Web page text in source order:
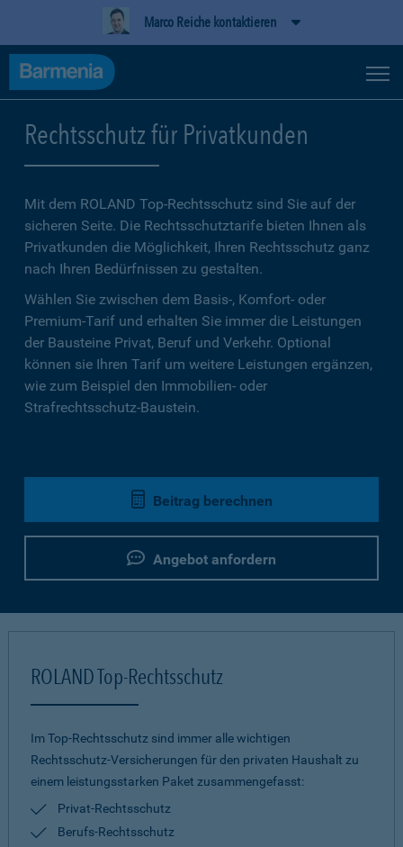
Marco Reiche kontaktieren
Rechtsschutz für Privatkunden
Mit dem ROLAND Top-Rechtsschutz sind Sie auf der
sicheren Seite. Die Rechtsschutztarife bieten Ihnen als
Privatkunden die Möglichkeit, Ihren Rechtsschutz ganz
nach Ihren Bedürfnissen zu gestalten.
Wählen Sie zwischen dem Basis-, Komfort- oder
Premium-Tarif und erhalten Sie immer die Leistungen
der Bausteine Privat, Beruf und Verkehr. Optional
können sie Ihren Tarif um weitere Leistungen ergänzen,
wie zum Beispiel den Immobilien- oder
Strafrechtsschutz-Baustein.
Beitrag berechnen
Angebot anfordern
ROLAND Top-Rechtsschutz
Im Top-Rechtsschutz sind immer alle wichtigen
Rechtsschutz-Versicherungen für den privaten Haushalt zu
einem leistungsstarken Paket zusammengefasst:
Privat-Rechtsschutz
Berufs-Rechtsschutz